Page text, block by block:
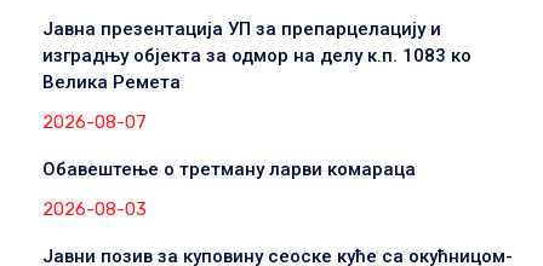
Јавна презентација УП за препарцелацију и
изградњу објекта за одмор на делу к.п. 1083 ко
Велика Ремета
2026-08-07
Обавештење о третману ларви комараца
2026-08-03
Јавни позив за куповину сеоске куће са окућницом-